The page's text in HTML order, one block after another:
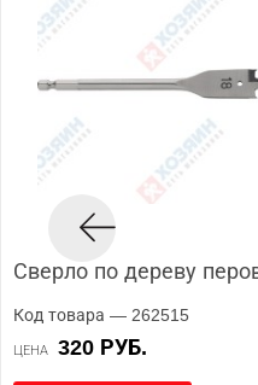
Сверло по дереву
Код товара — 262515
ЦЕНА 320 РУБ.